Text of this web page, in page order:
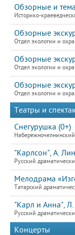
Обзорные и
Историко-
Обзорные
Отдел экологии и
Обзорные
Отдел экологии и
Обзорные
Отдел экологии и
Театры и
Снегурушка (0+)
"Карлсон", А.
Русский
Мелодрама
Татарский
"Карл и Анна",
Русский
Концерты